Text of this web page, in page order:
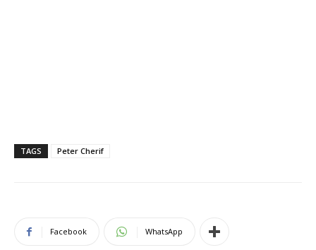
TAGS Peter Cherif
Facebook WhatsApp